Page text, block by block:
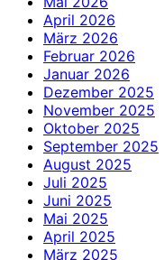
April 2026
März 2026
Februar 2026
Januar 2026
Dezember 2025
November 2025
Oktober 2025
September 2025
August 2025
Juli 2025
Juni 2025
Mai 2025
April 2025
März 2025